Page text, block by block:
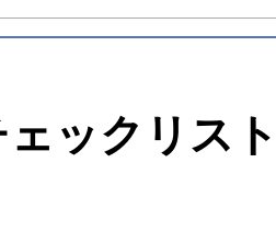
ックリスト